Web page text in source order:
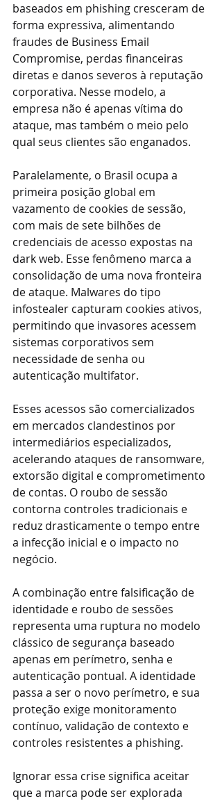
baseados em phishing cresceram de
forma expressiva, alimentando
fraudes de Business Email
Compromise, perdas financeiras
diretas e danos severos à reputação
corporativa. Nesse modelo, a
empresa não é apenas vítima do
ataque, mas também o meio pelo
qual seus clientes são enganados.
Paralelamente, o Brasil ocupa a
primeira posição global em
vazamento de cookies de sessão,
com mais de sete bilhões de
credenciais de acesso expostas na
dark web. Esse fenômeno marca a
consolidação de uma nova fronteira
de ataque. Malwares do tipo
infostealer capturam cookies ativos,
permitindo que invasores acessem
sistemas corporativos sem
necessidade de senha ou
autenticação multifator.
Esses acessos são comercializados
em mercados clandestinos por
intermediários especializados,
acelerando ataques de ransomware,
extorsão digital e comprometimento
de contas. O roubo de sessão
contorna controles tradicionais e
reduz drasticamente o tempo entre
a infecção inicial e o impacto no
negócio.
A combinação entre falsificação de
identidade e roubo de sessões
representa uma ruptura no modelo
clássico de segurança baseado
apenas em perímetro, senha e
autenticação pontual. A identidade
passa a ser o novo perímetro, e sua
proteção exige monitoramento
contínuo, validação de contexto e
controles resistentes a phishing.
Ignorar essa crise significa aceitar
que a marca pode ser explorada